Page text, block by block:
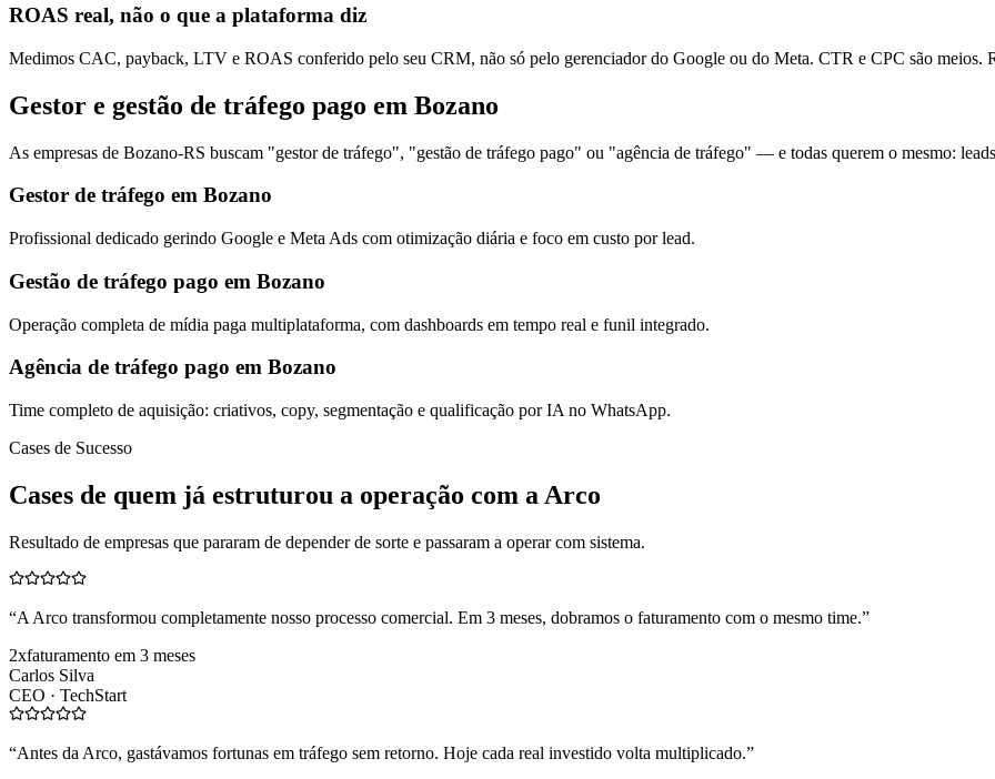
ROAS real, não o que a plataforma diz
Medimos CAC, payback, LTV e ROAS conferido pelo seu CRM, não só pelo gerenciador do Google ou do Meta. CTR e CPC são meios.
Gestor e gestão de tráfego pago em Bozano
As empresas de Bozano-RS buscam "gestor de tráfego", "gestão de tráfego pago" ou "agência de tráfego" — e todas querem o mesmo:
Gestor de tráfego em Bozano
Profissional dedicado gerindo Google e Meta Ads com otimização diária e foco em custo por lead.
Gestão de tráfego pago em Bozano
Operação completa de mídia paga multiplataforma, com dashboards em tempo real e funil integrado.
Agência de tráfego pago em Bozano
Time completo de aquisição: criativos, copy, segmentação e qualificação por IA no WhatsApp.
Cases de Sucesso
Cases de quem já estruturou a operação com a Arco
Resultado de empresas que pararam de depender de sorte e passaram a operar com sistema.
“A Arco transformou completamente nosso processo comercial. Em 3 meses, dobramos o faturamento com o mesmo time.”
2xfaturamento em 3 meses
Carlos Silva
CEO · TechStart
“Antes da Arco, gastávamos fortunas em tráfego sem retorno. Hoje cada real investido volta multiplicado.”